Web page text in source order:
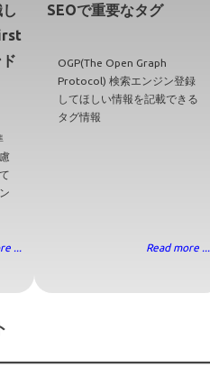
...
SEOで重要なタグ
OGP(The Open Graph
Protocol) 検索エンジン登録
してほしい情報を記載できる
タグ情報
Read more ...